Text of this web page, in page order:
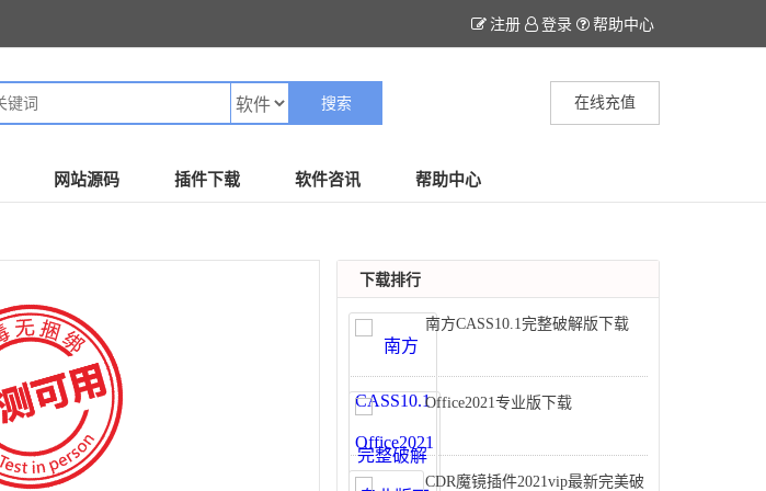
注册 登录 帮助中心
在线充值
网站源码 插件下载 软件咨讯 帮助中心
下载排行
南方CASS10.1完整破解版下载
Office2021专业版下载
CDR魔镜插件2021vip最新完美破